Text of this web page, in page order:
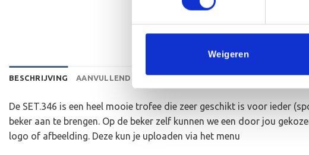
Weigeren
BESCHRIJVING AANVULLENDE INFORMATIE BEOORDELINGEN (0)
De SET.346 is een heel mooie trofee die zeer geschikt is voor ieder
beker aan te brengen. Op de beker zelf kunnen we een door jou
logo of afbeelding. Deze kun je uploaden via het menu